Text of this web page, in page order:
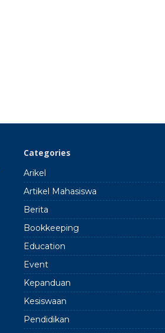
Categories
Arikel
Artikel Mahasiswa
Berita
Bookkeeping
Education
Event
Kepanduan
Kesiswaan
Pendidikan